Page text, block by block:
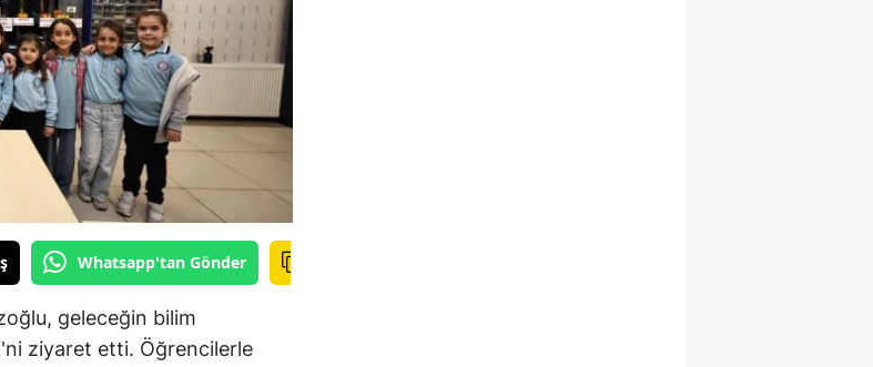
Whatsapp'tan Gönder
geleceğin bilim
ziyaret etti. Öğrencilerle